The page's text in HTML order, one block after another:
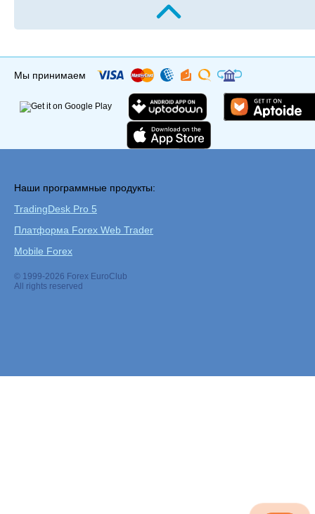
Мы принимаем
Наши программные продукты:
TradingDesk Pro 5
Платформа Forex Web Trader
Mobile Forex
© 1999-2026 Forex EuroClub
All rights reserved